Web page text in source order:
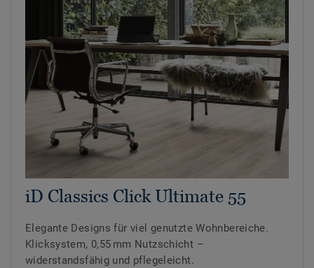
iD Classics Click Ultimate 55
Elegante Designs für viel genutzte Wohnbereiche.
Klicksystem, 0,55 mm Nutzschicht –
widerstandsfähig und pflegeleicht.